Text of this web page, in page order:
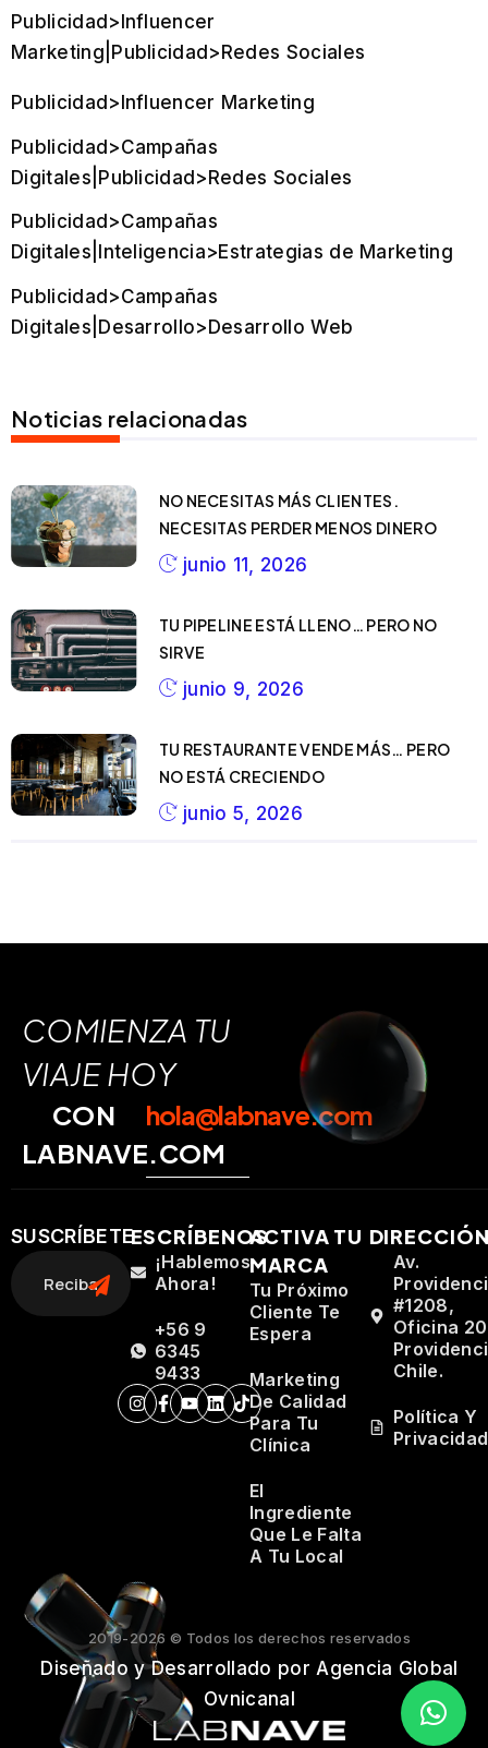
Publicidad>Influencer
Marketing|Publicidad>Redes Sociales
Publicidad>Influencer Marketing
Publicidad>Campañas
Digitales|Publicidad>Redes Sociales
Publicidad>Campañas
Digitales|Inteligencia>Estrategias de Marketing
Publicidad>Campañas
Digitales|Desarrollo>Desarrollo Web
Noticias relacionadas
NO NECESITAS MÁS CLIENTES.
NECESITAS PERDER MENOS DINERO
junio 11, 2026
TU PIPELINE ESTÁ LLENO… PERO NO
SIRVE
junio 9, 2026
TU RESTAURANTE VENDE MÁS… PERO
NO ESTÁ CRECIENDO
junio 5, 2026
COMIENZA TU
VIAJE HOY
CON
LABNAVE.COM
hola@labnave.com
SUSCRÍBETEESCRÍBENOS
¡Hablemos
Ahora!
+56 9
6345
9433
ACTIVA TU
MARCA
Tu Próximo
Cliente Te
Espera
Marketing
De Calidad
Para Tu
Clínica
El
Ingrediente
Que Le Falta
A Tu Local
Av.
#1208,
Oficina
Chile.
Política Y
Privacidad
2019-2026 © Todos los derechos reservados
Diseñado y Desarrollado por Agencia Global
Ovnicanal